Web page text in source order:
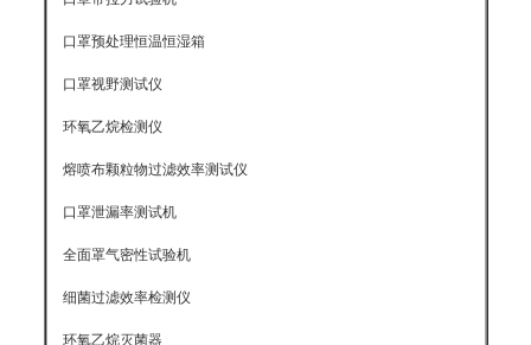
口罩预处理恒温恒湿箱
口罩视野测试仪
环氧乙烷检测仪
熔喷布颗粒物过滤效率测试仪
口罩泄漏率测试机
全面罩气密性试验机
细菌过滤效率检测仪
环氧乙烷灭菌器